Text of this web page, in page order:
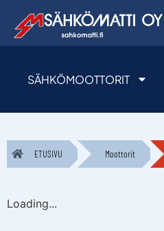
SÄHKÖMOOTTORIT
ETUSIVU Moottorit
Loading...